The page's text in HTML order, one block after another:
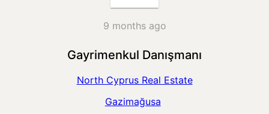
9 months ago
Gayrimenkul Danışmanı
North Cyprus Real Estate
Gazimağusa